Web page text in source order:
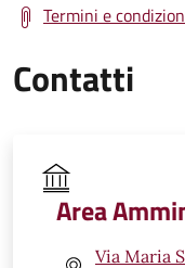
Termini e
Contatti
Area
Via Maria